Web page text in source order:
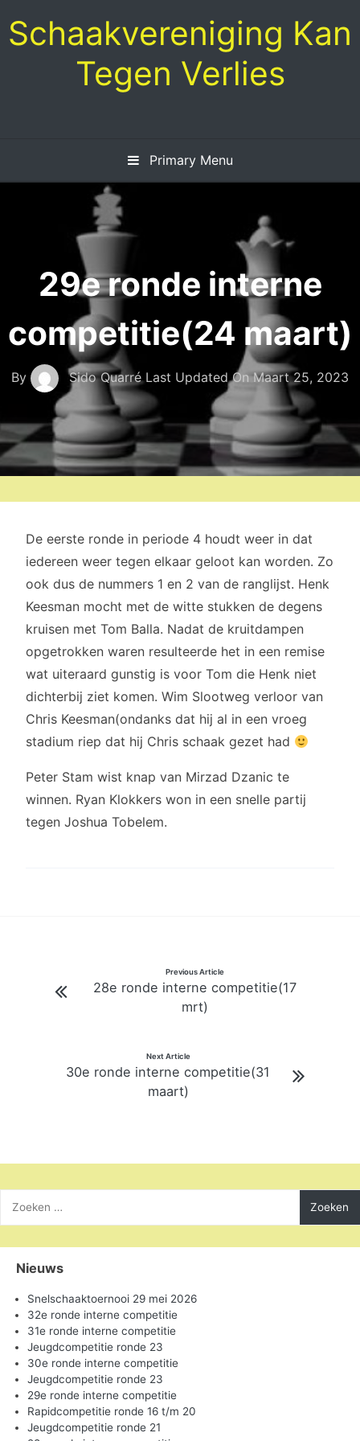
to
content
Schaakvereniging Kan
Tegen Verlies
Primary Menu
29e ronde interne
competitie(24 maart)
By Sido Quarré Last Updated OnMaart 25, 2023
De eerste ronde in periode 4 houdt weer in dat
iedereen weer tegen elkaar geloot kan worden. Zo
ook dus de nummers 1 en 2 van de ranglijst. Henk
Keesman mocht met de witte stukken de degens
kruisen met Tom Balla. Nadat de kruitdampen
opgetrokken waren resulteerde het in een remise
wat uiteraard gunstig is voor Tom die Henk niet
dichterbij ziet komen. Wim Slootweg verloor van
Chris Keesman(ondanks dat hij al in een vroeg
stadium riep dat hij Chris schaak gezet had
Peter Stam wist knap van Mirzad Dzanic te
winnen. Ryan Klokkers won in een snelle partij
tegen Joshua Tobelem.
navigatie
Previous Article
28e ronde interne competitie(17
mrt)
Next Article
30e ronde interne competitie(31
maart)
naar:
Nieuws
Snelschaaktoernooi 29 mei 2026
32e ronde interne competitie
31e ronde interne competitie
Jeugdcompetitie ronde 23
30e ronde interne competitie
Jeugdcompetitie ronde 23
29e ronde interne competitie
Rapidcompetitie ronde 16 t/m 20
Jeugdcompetitie ronde 21